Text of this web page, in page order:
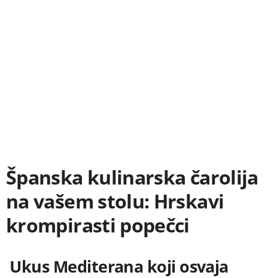
Španska kulinarska čarolija
na vašem stolu: Hrskavi
krompirasti popečci
Ukus Mediterana koji osvaja